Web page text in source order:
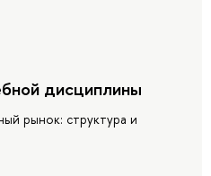
дисциплины
рынок: структура и